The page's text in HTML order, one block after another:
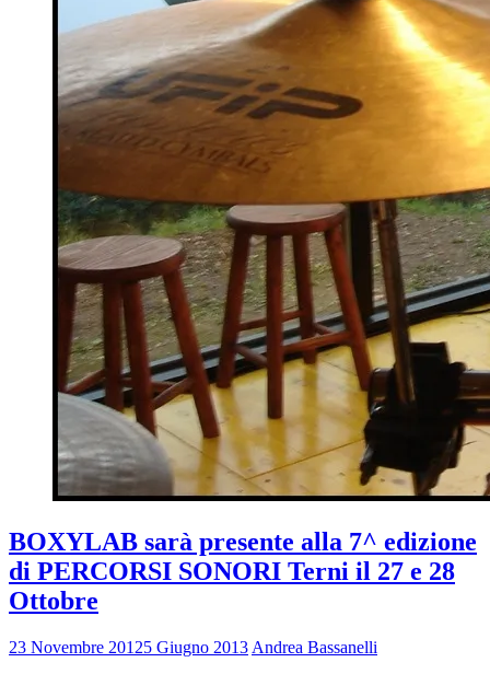
BOXYLAB sarà presente alla 7^ edizione
di PERCORSI SONORI Terni il 27 e 28
Ottobre
23 Novembre 20125 Giugno 2013 Andrea Bassanelli